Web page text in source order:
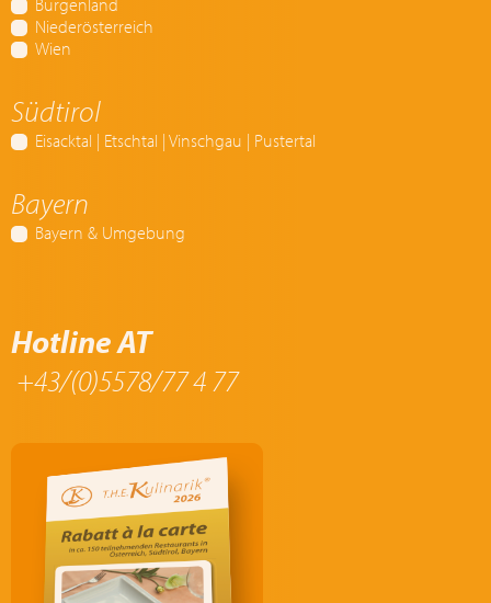
Burgenland
Niederösterreich
Wien
Südtirol
Eisacktal | Etschtal | Vinschgau | Pustertal
Bayern
Bayern & Umgebung
Hotline AT
+43/(0)5578/77 4 77